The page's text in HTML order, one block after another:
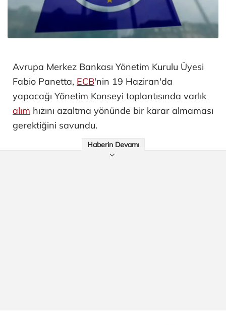
Avrupa Merkez Bankası Yönetim Kurulu Üyesi
Fabio Panetta, ECB'nin 19 Haziran'da
yapacağı Yönetim Konseyi toplantısında varlık
alım hızını azaltma yönünde bir karar almaması
gerektiğini savundu.
Haberin Devamı